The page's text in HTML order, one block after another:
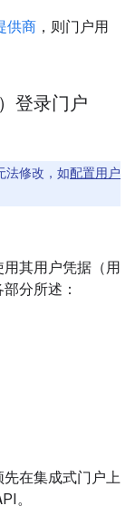
供商 ，则门户用
登录门户
法修改，如配置用户
其用户凭据（用
分所述：
在集成式门户上
。